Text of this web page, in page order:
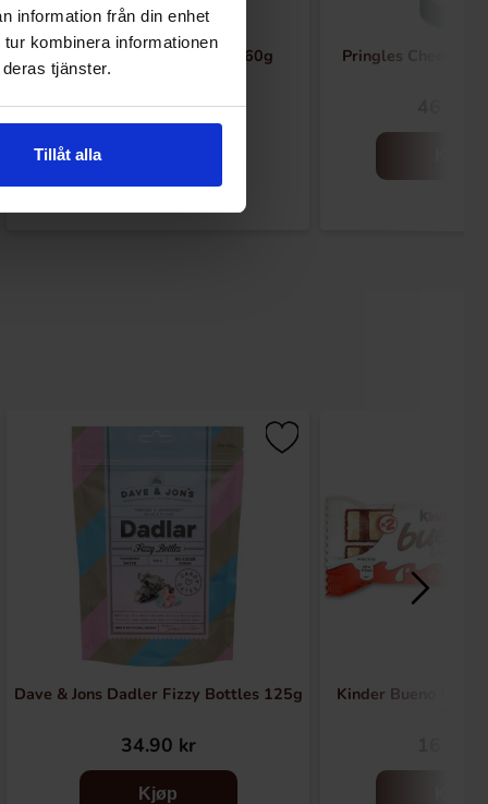
information från din enhet
kombinera informationen
tjänster.
Tillåt alla
Pringles Hot Sweet Chilli 160g
44.90 kr
Pringles Cheese &
Dave & Jons Dadler Fizzy Bottles 125g
34.90 kr
Kjøp
Kinder Bueno